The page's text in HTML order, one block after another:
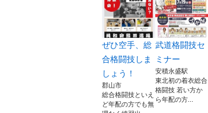
ぜひ空手、総
合格闘技しま
しょう！
郡山市
総合格闘技といえ
ど年配の方でも無
武道格闘技セ
ミナー
安積永盛駅
東北初の着衣総合
格闘技 若い方か
ら年配の方...